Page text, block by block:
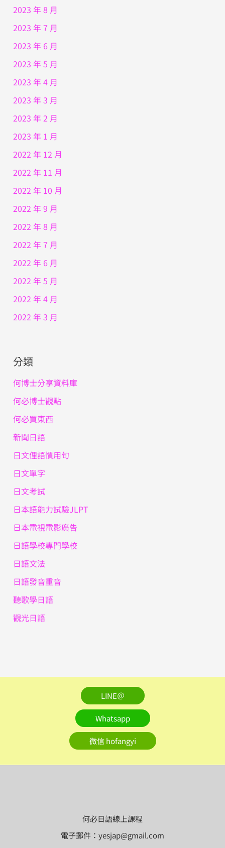
2023 年 8 月
2023 年 7 月
2023 年 6 月
2023 年 5 月
2023 年 4 月
2023 年 3 月
2023 年 2 月
2023 年 1 月
2022 年 12 月
2022 年 11 月
2022 年 10 月
2022 年 9 月
2022 年 8 月
2022 年 7 月
2022 年 6 月
2022 年 5 月
2022 年 4 月
2022 年 3 月
分類
何博士分享資料庫
何必博士觀點
何必買東西
新聞日語
日文俚語慣用句
日文單字
日文考試
日本語能力試驗JLPT
日本電視電影廣告
日語學校專門學校
日語文法
日語發音重音
聽歌學日語
觀光日語
LINE＠
Whatsapp
微信 hofangyi
何必日語線上課程
電子郵件：yesjap@gmail.com